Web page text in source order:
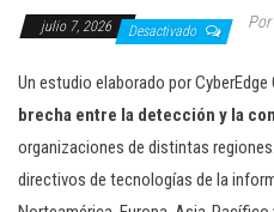
julio 7, 2026 Desactivado Por
Un estudio elaborado por
brecha entre la detección y la
organizaciones de distintas
directivos de tecnologías de la